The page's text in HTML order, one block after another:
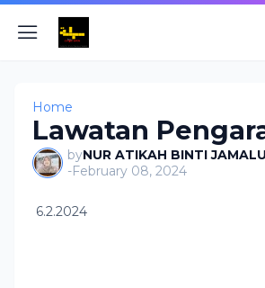
Home
Lawatan
byNUR ATIKAH BINTI
-February 08, 2024
6.2.2024